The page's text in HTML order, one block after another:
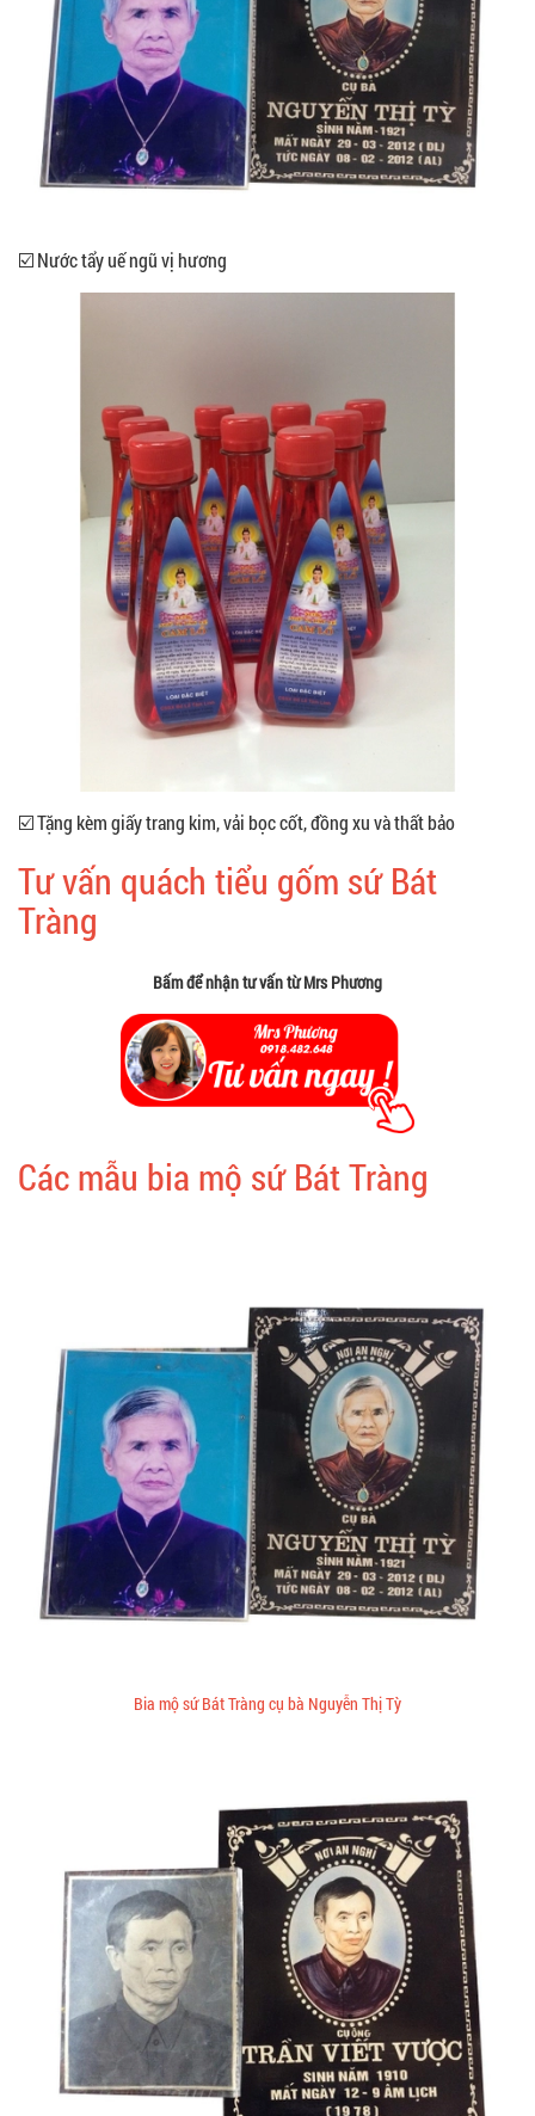
☑️ Nước tẩy uế ngũ vị hương
☑️ Tặng kèm giấy trang kim, vải bọc cốt, đồng xu và thất bảo
Tư vấn quách tiểu gốm sứ Bát
Tràng
Bấm để nhận tư vấn từ Mrs Phương
Các mẫu bia mộ sứ Bát Tràng
Bia mộ sứ Bát Tràng cụ bà Nguyễn Thị Tỳ